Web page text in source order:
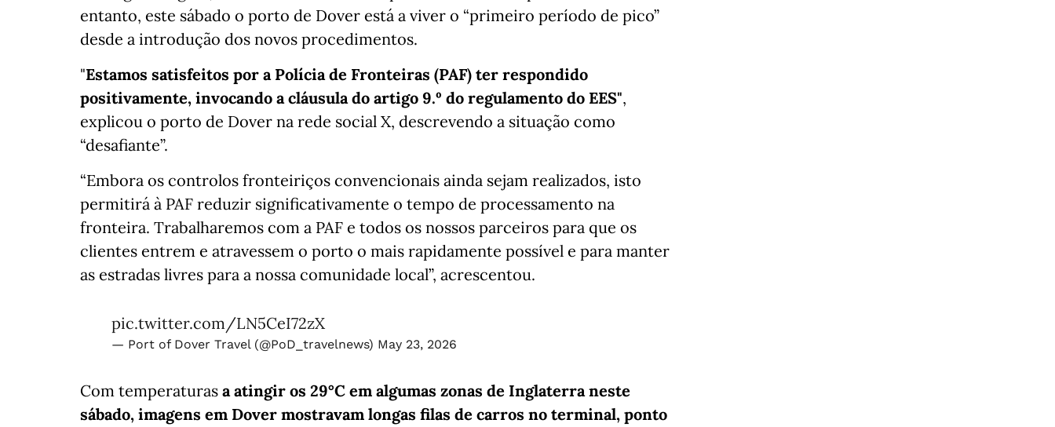
entanto, este sábado o porto de Dover está a viver o “primeiro período de pico”
desde a introdução dos novos procedimentos.
"Estamos satisfeitos por a Polícia de Fronteiras (PAF) ter respondido
positivamente, invocando a cláusula do artigo 9.º do regulamento do EES",
explicou o porto de Dover na rede social X, descrevendo a situação como
“desafiante”.
“Embora os controlos fronteiriços convencionais ainda sejam realizados, isto
permitirá à PAF reduzir significativamente o tempo de processamento na
fronteira. Trabalharemos com a PAF e todos os nossos parceiros para que os
clientes entrem e atravessem o porto o mais rapidamente possível e para manter
as estradas livres para a nossa comunidade local”, acrescentou.
pic.twitter.com/LN5CeI72zX
— Port of Dover Travel (@PoD_travelnews) May 23, 2026
Com temperaturas a atingir os 29°C em algumas zonas de Inglaterra neste
sábado, imagens em Dover mostravam longas filas de carros no terminal, ponto